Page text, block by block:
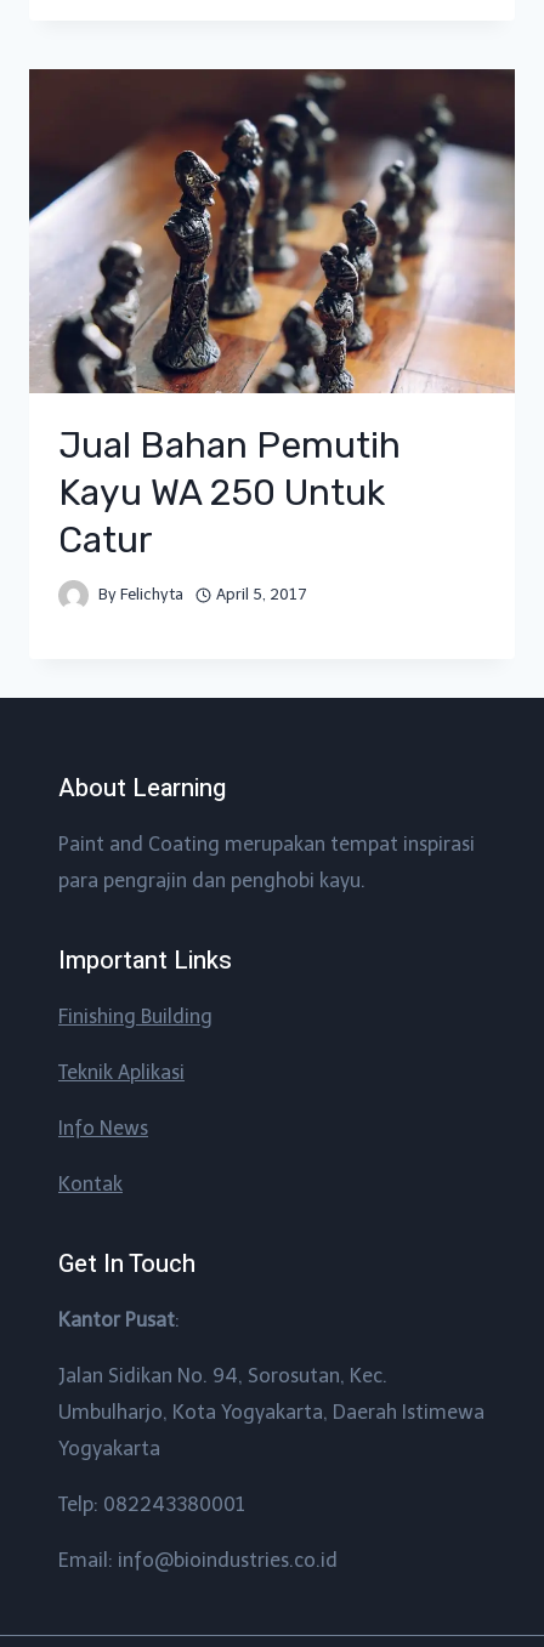
Jual Bahan Pemutih
Kayu WA 250 Untuk
Catur
By Felichyta April 5, 2017
About Learning
Paint and Coating merupakan tempat inspirasi
para pengrajin dan penghobi kayu.
Important Links
Finishing Building
Teknik Aplikasi
Info News
Kontak
Get In Touch
Kantor Pusat:
Jalan Sidikan No. 94, Sorosutan, Kec.
Umbulharjo, Kota Yogyakarta, Daerah Istimewa
Yogyakarta
Telp: 082243380001
Email: info@bioindustries.co.id